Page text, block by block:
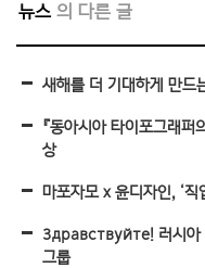
뉴스
새해를 더 기대하게 만드
『동아시아 타이포그래퍼
상
마포자모 x 윤디자인, ‘직
Здравствуйте! 러시
그룹